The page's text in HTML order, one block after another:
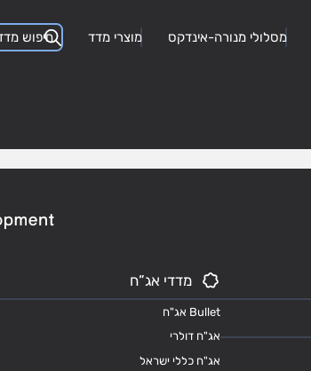
מסלולי מנורה-אינדקס מוצרי מדד
מדדי אג”ח
Bullet אג"ח
אג"ח דולרי
אג"ח כללי ישראל